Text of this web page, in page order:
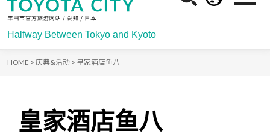
Halfway Between Tokyo and Kyoto
HOME > 庆典&活动 > 皇家酒店鱼八
皇家酒店鱼八